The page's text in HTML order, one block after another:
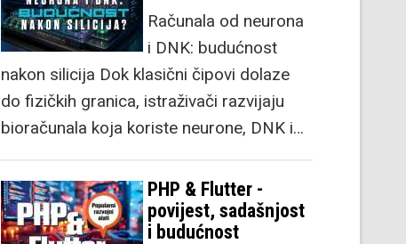
Računala od neurona
i DNK: budućnost
nakon silicija Dok klasični čipovi dolaze
do fizičkih granica, istraživači razvijaju
bioračunala koja koriste neurone, DNK i…
PHP & Flutter -
povijest, sadašnjost
i budućnost